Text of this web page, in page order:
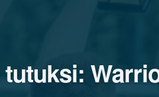
tutuksi: